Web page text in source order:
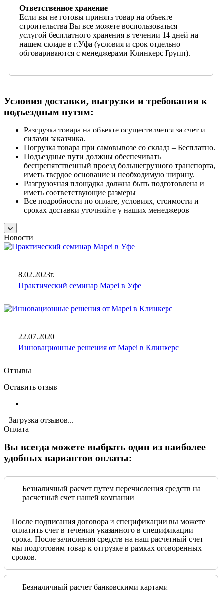
Ответственное хранение
Если вы не готовы принять товар на объекте
строительства Вы все можете воспользоваться
услугой бесплатного хранения в течении 14 дней на
нашем складе в г.Уфа (условия и срок отдельно
обговариваются с менеджерами Клинкерс Групп).
Условия доставки, выгрузки и требования к
подъездным путям:
Разгрузка товара на объекте осуществляется за счет и
силами заказчика.
Погрузка товара при самовывозе со склада – Бесплатно.
Подъездные пути должны обеспечивать
беспрепятственный проезд большегрузного транспорта,
иметь твердое основание и необходимую ширину.
Разгрузочная площадка должна быть подготовлена и
иметь соответствующие размеры
Все подробности по оплате, условиях, стоимости и
сроках доставки уточняйте у наших менеджеров
Новости
8.02.2023г.
Практический семинар Mapei в Уфе
22.07.2020
Инновационные решения от Mapei в Клинкерс
Отзывы
Оставить отзыв
Загрузка отзывов...
Оплата
Вы всегда можете выбрать один из наиболее
удобных вариантов оплаты:
Безналичный расчет путем перечисления средств на
расчетный счет нашей компании
После подписания договора и спецификации вы можете
оплатить счет в течении указанного в спецификации
срока. После зачисления средств на наш расчетный счет
мы подготовим товар к отгрузке в рамках оговоренных
сроков.
Безналичный расчет банковскими картами